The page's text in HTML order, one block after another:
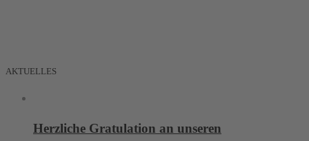
AKTUELLES
Herzliche Gratulation an unseren